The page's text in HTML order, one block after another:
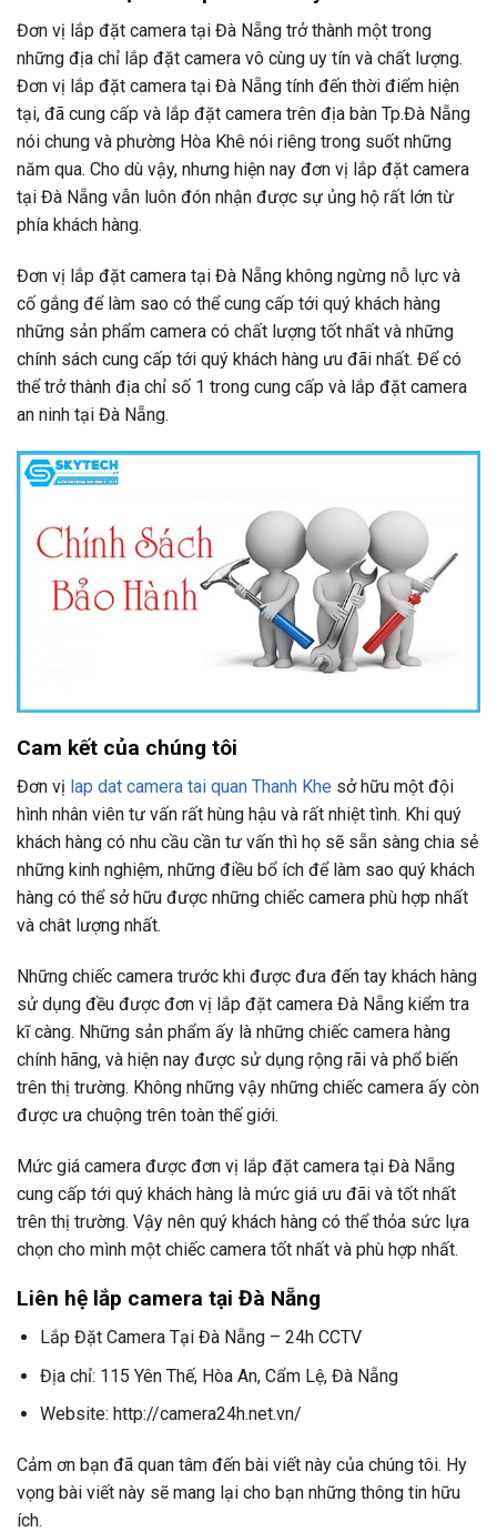
Đơn vị lắp đặt camera tại Đà Nẵng trở thành một trong
những địa chỉ lắp đặt camera vô cùng uy tín và chất lượng.
Đơn vị lắp đặt camera tại Đà Nẵng tính đến thời điểm hiện
tại, đã cung cấp và lắp đặt camera trên địa bàn Tp.Đà Nẵng
nói chung và phường Hòa Khê nói riêng trong suốt những
năm qua. Cho dù vậy, nhưng hiện nay đơn vị lắp đặt camera
tại Đà Nẵng vẫn luôn đón nhận được sự ủng hộ rất lớn từ
phía khách hàng.
Đơn vị lắp đặt camera tại Đà Nẵng không ngừng nỗ lực và
cố gắng để làm sao có thể cung cấp tới quý khách hàng
những sản phẩm camera có chất lượng tốt nhất và những
chính sách cung cấp tới quý khách hàng ưu đãi nhất. Để có
thể trở thành địa chỉ số 1 trong cung cấp và lắp đặt camera
an ninh tại Đà Nẵng.
Cam kết của chúng tôi
Đơn vị lap dat camera tai quan Thanh Khe sở hữu một đội
hình nhân viên tư vấn rất hùng hậu và rất nhiệt tình. Khi quý
khách hàng có nhu cầu cần tư vấn thì họ sẽ sẵn sàng chia sẻ
những kinh nghiệm, những điều bổ ích để làm sao quý khách
hàng có thể sở hữu được những chiếc camera phù hợp nhất
và chât lượng nhất.
Những chiếc camera trước khi được đưa đến tay khách hàng
sử dụng đều được đơn vị lắp đặt camera Đà Nẵng kiểm tra
kĩ càng. Những sản phẩm ấy là những chiếc camera hàng
chính hãng, và hiện nay được sử dụng rộng rãi và phổ biến
trên thị trường. Không những vậy những chiếc camera ấy còn
được ưa chuộng trên toàn thế giới.
Mức giá camera được đơn vị lắp đặt camera tại Đà Nẵng
cung cấp tới quý khách hàng là mức giá ưu đãi và tốt nhất
trên thị trường. Vậy nên quý khách hàng có thể thỏa sức lựa
chọn cho mình một chiếc camera tốt nhất và phù hợp nhất.
Liên hệ lắp camera tại Đà Nẵng
Lắp Đặt Camera Tại Đà Nẵng – 24h CCTV
Địa chỉ: 115 Yên Thế, Hòa An, Cẩm Lệ, Đà Nẵng
Website: http://camera24h.net.vn/
Cảm ơn bạn đã quan tâm đến bài viết này của chúng tôi. Hy
vọng bài viết này sẽ mang lại cho bạn những thông tin hữu
ích.